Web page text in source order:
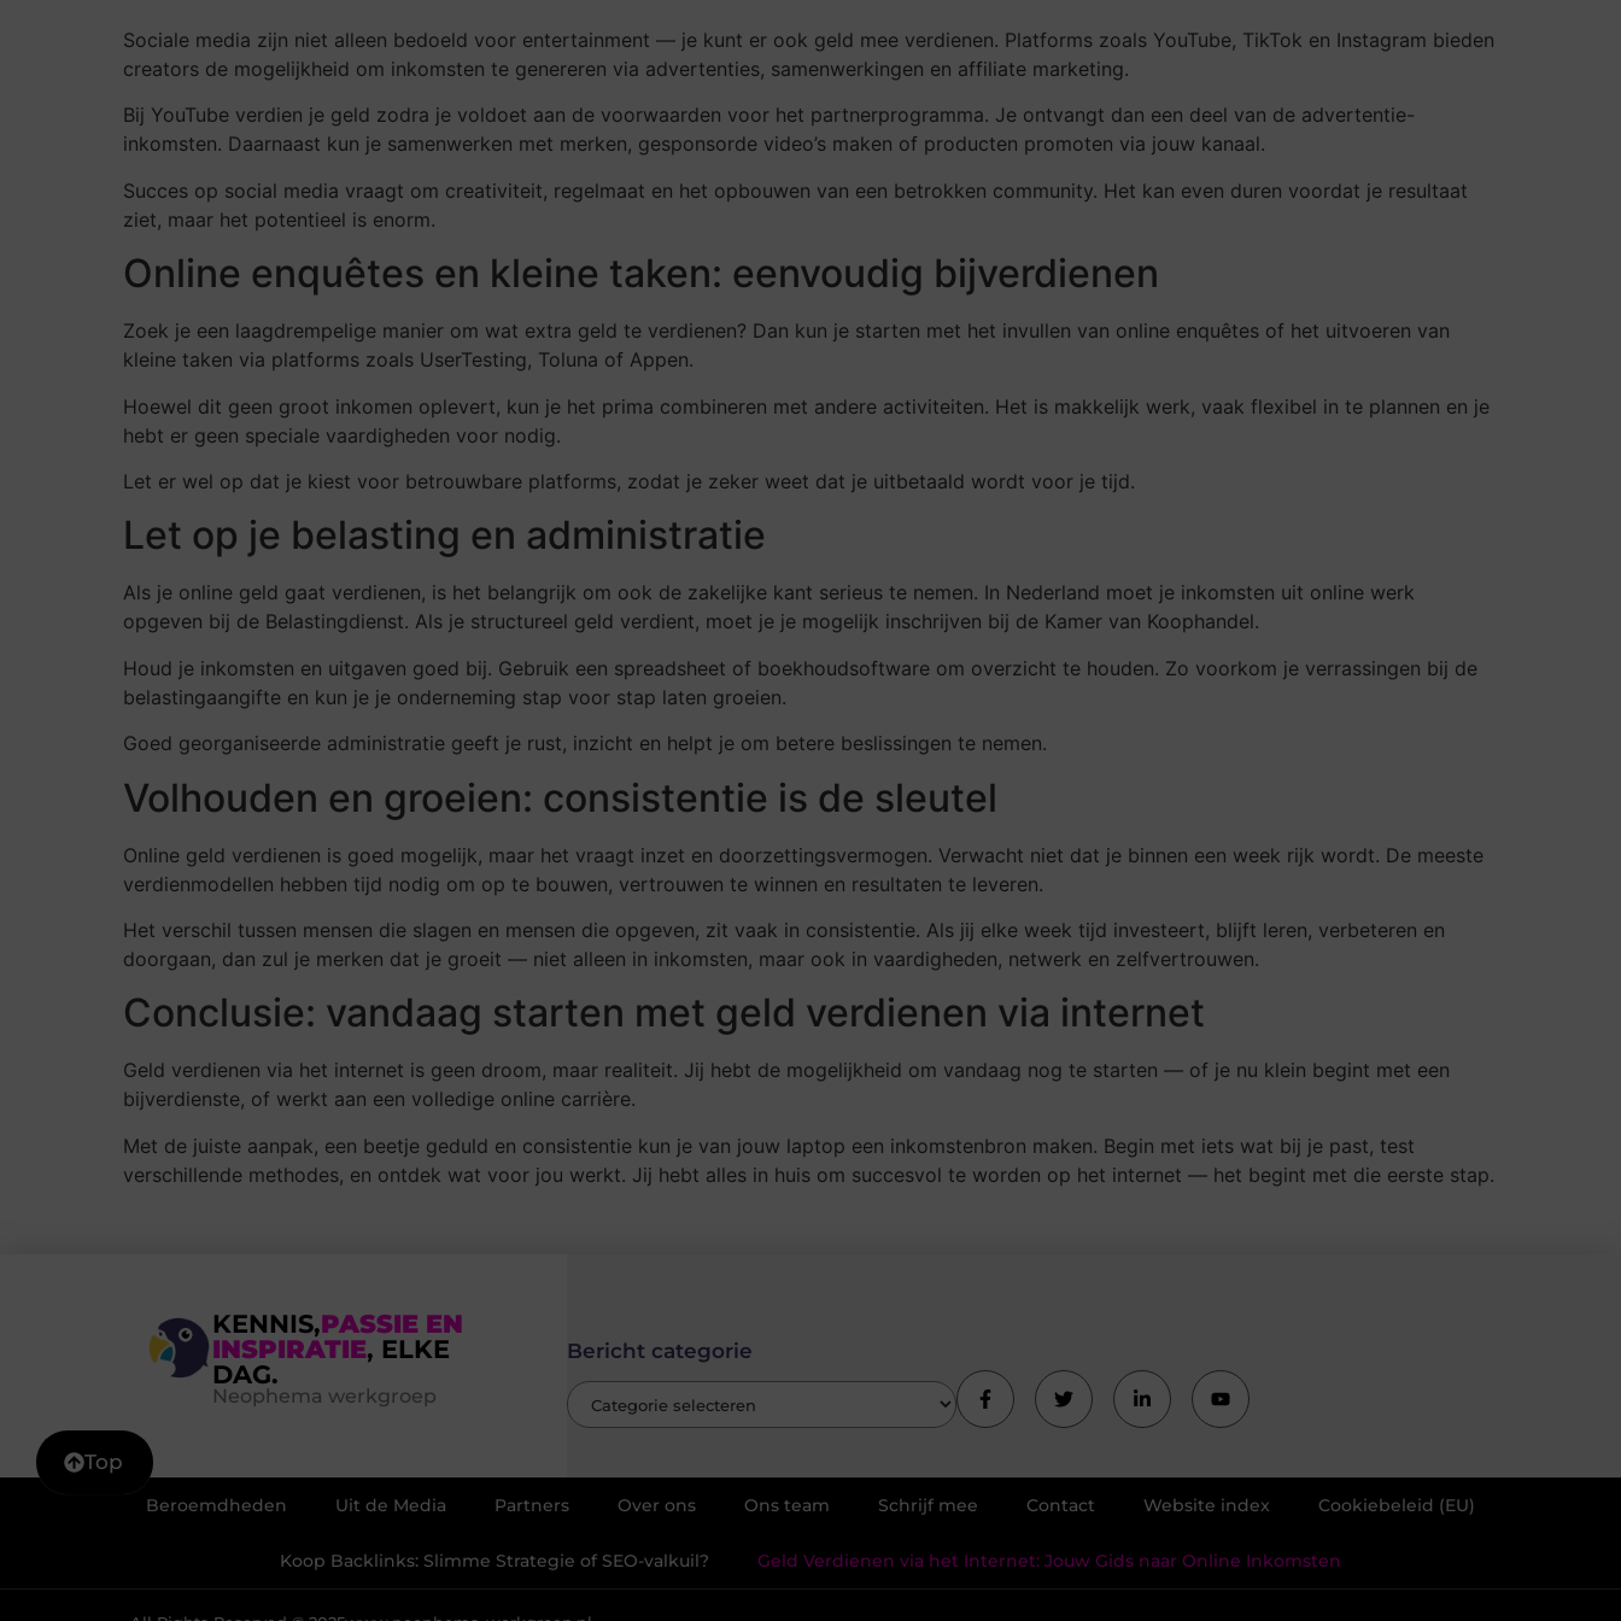
Top
Sociale media zijn niet alleen bedoeld voor entertainment — je kunt er ook geld mee verdienen. Platforms zoals YouTube, TikTok en Instagram bieden
creators de mogelijkheid om inkomsten te genereren via advertenties, samenwerkingen en affiliate marketing.
Bij YouTube verdien je geld zodra je voldoet aan de voorwaarden voor het partnerprogramma. Je ontvangt dan een deel van de advertentie-
inkomsten. Daarnaast kun je samenwerken met merken, gesponsorde video’s maken of producten promoten via jouw kanaal.
Succes op social media vraagt om creativiteit, regelmaat en het opbouwen van een betrokken community. Het kan even duren voordat je resultaat
ziet, maar het potentieel is enorm.
Online enquêtes en kleine taken: eenvoudig bijverdienen
Zoek je een laagdrempelige manier om wat extra geld te verdienen? Dan kun je starten met het invullen van online enquêtes of het uitvoeren van
kleine taken via platforms zoals UserTesting, Toluna of Appen.
Hoewel dit geen groot inkomen oplevert, kun je het prima combineren met andere activiteiten. Het is makkelijk werk, vaak flexibel in te plannen en je
hebt er geen speciale vaardigheden voor nodig.
Let er wel op dat je kiest voor betrouwbare platforms, zodat je zeker weet dat je uitbetaald wordt voor je tijd.
Let op je belasting en administratie
Als je online geld gaat verdienen, is het belangrijk om ook de zakelijke kant serieus te nemen. In Nederland moet je inkomsten uit online werk
opgeven bij de Belastingdienst. Als je structureel geld verdient, moet je je mogelijk inschrijven bij de Kamer van Koophandel.
Houd je inkomsten en uitgaven goed bij. Gebruik een spreadsheet of boekhoudsoftware om overzicht te houden. Zo voorkom je verrassingen bij de
belastingaangifte en kun je je onderneming stap voor stap laten groeien.
Goed georganiseerde administratie geeft je rust, inzicht en helpt je om betere beslissingen te nemen.
Volhouden en groeien: consistentie is de sleutel
Online geld verdienen is goed mogelijk, maar het vraagt inzet en doorzettingsvermogen. Verwacht niet dat je binnen een week rijk wordt. De meeste
verdienmodellen hebben tijd nodig om op te bouwen, vertrouwen te winnen en resultaten te leveren.
Het verschil tussen mensen die slagen en mensen die opgeven, zit vaak in consistentie. Als jij elke week tijd investeert, blijft leren, verbeteren en
doorgaan, dan zul je merken dat je groeit — niet alleen in inkomsten, maar ook in vaardigheden, netwerk en zelfvertrouwen.
Conclusie: vandaag starten met geld verdienen via internet
Geld verdienen via het internet is geen droom, maar realiteit. Jij hebt de mogelijkheid om vandaag nog te starten — of je nu klein begint met een
bijverdienste, of werkt aan een volledige online carrière.
Met de juiste aanpak, een beetje geduld en consistentie kun je van jouw laptop een inkomstenbron maken. Begin met iets wat bij je past, test
verschillende methodes, en ontdek wat voor jou werkt. Jij hebt alles in huis om succesvol te worden op het internet — het begint met die eerste stap.
KENNIS,PASSIE EN
INSPIRATIE, ELKE
DAG.
Neophema werkgroep
Bericht categorie
Beroemdheden Uit de Media Partners Over ons Ons team Schrijf mee Contact Website index Cookiebeleid (EU)
Koop Backlinks: Slimme Strategie of SEO-valkuil? Geld Verdienen via het Internet: Jouw Gids naar Online Inkomsten